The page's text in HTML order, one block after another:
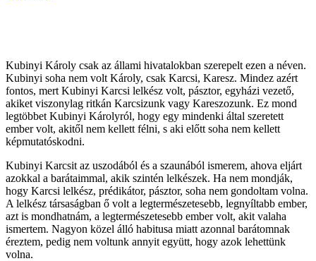
Kubinyi Károly csak az állami hivatalokban szerepelt ezen a néven.
Kubinyi soha nem volt Károly, csak Karcsi, Karesz. Mindez azért
fontos, mert Kubinyi Karcsi lelkész volt, pásztor, egyházi vezető,
akiket viszonylag ritkán Karcsizunk vagy Kareszozunk. Ez mond
legtöbbet Kubinyi Károlyról, hogy egy mindenki által szeretett
ember volt, akitől nem kellett félni, s aki előtt soha nem kellett
képmutatóskodni.
Kubinyi Karcsit az uszodából és a szaunából ismerem, ahova eljárt
azokkal a barátaimmal, akik szintén lelkészek. Ha nem mondják,
hogy Karcsi lelkész, prédikátor, pásztor, soha nem gondoltam volna.
A lelkész társaságban ő volt a legtermészetesebb, legnyíltabb ember,
azt is mondhatnám, a legtermészetesebb ember volt, akit valaha
ismertem. Nagyon közel álló habitusa miatt azonnal barátomnak
éreztem, pedig nem voltunk annyit együtt, hogy azok lehettünk
volna.